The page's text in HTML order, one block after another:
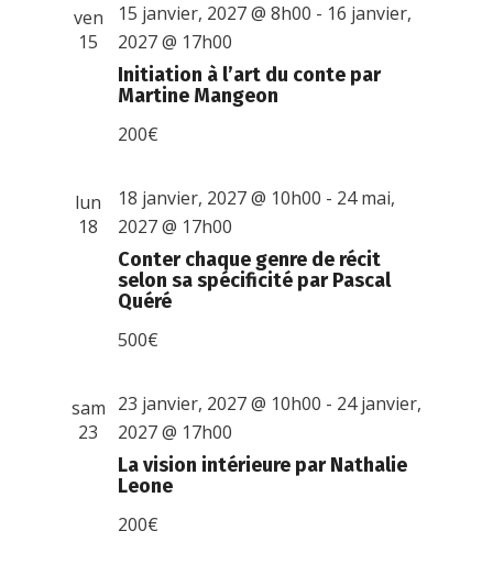
ven
15
Initiation à l’art du conte par
Martine Mangeon
15 janvier, 2027 @ 8h00 - 16 janvier,
2027 @ 17h00
200€
lun
18
Conter chaque genre de récit
selon sa spécificité par Pascal
Quéré
18 janvier, 2027 @ 10h00 - 24 mai,
2027 @ 17h00
500€
sam
23
La vision intérieure par Nathalie
Leone
23 janvier, 2027 @ 10h00 - 24 janvier,
2027 @ 17h00
200€